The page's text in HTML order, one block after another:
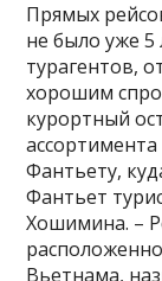
Прямых
не было уже 5
турагентов,
хорошим
курортный
Фантьету,
Фантьет
Хошимина. –
Вьетнама,